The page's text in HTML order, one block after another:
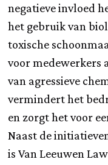
negatieve invloed
het gebruik van
toxische
voor medewerkers
van agressieve
vermindert het
en zorgt het voor
Naast de
is Van Leeuwen